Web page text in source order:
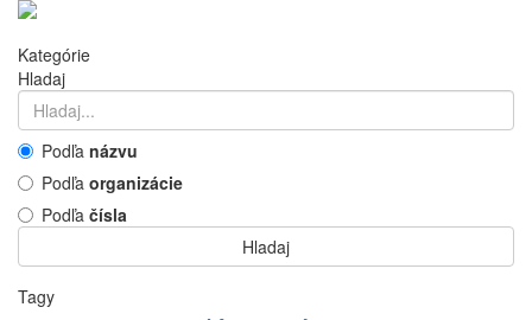
Kategórie
Hladaj
Podľa názvu
Podľa organizácie
Podľa čísla
Hladaj
Tagy